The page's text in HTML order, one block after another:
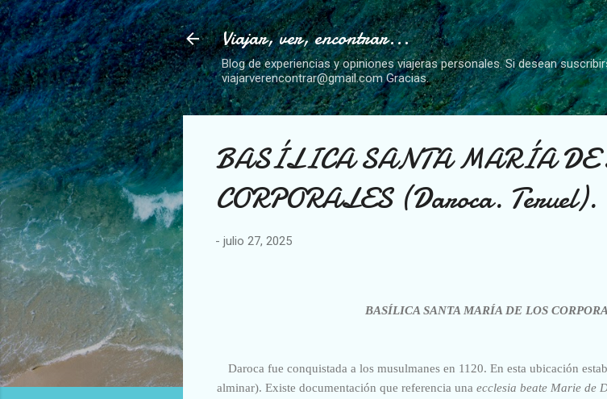
Ir al contenido principal
Viajar, ver, encontrar...
Blog de experiencias y opiniones viajeras personales. Si desean
viajarverencontrar@gmail.com Gracias.
BASÍLICA SANTA MARÍA DE
CORPORALES (Daroca. Teruel).
- julio 27, 2025
BASÍLICA SANTA MARÍA DE LOS
Daroca fue conquistada a los musulmanes en 1120. En esta ubicación
alminar). Existe documentación que referencia una ecclesia beate Marie de